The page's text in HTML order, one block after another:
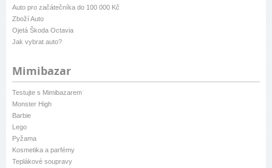
Auto pro začátečníka do 100 000 Kč
Zboží Auto
Ojetá Škoda Octavia
Jak vybrat auto?
Mimibazar
Testujte s Mimibazarem
Monster High
Barbie
Lego
Pyžama
Kosmetika a parfémy
Teplákové soupravy